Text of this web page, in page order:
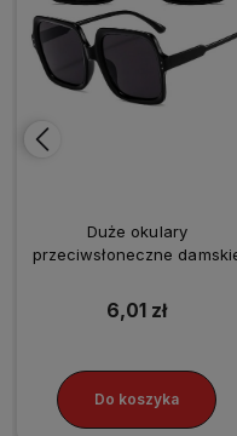
Duże okulary
przeciwsłoneczne
6,01 zł
Do koszyka